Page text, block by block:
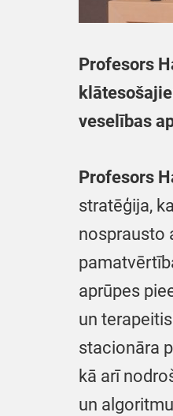
Profesors
veselības
Profesors
stratēģija,
nosprausto
aprūpes
un
stacionāra
kā arī
un